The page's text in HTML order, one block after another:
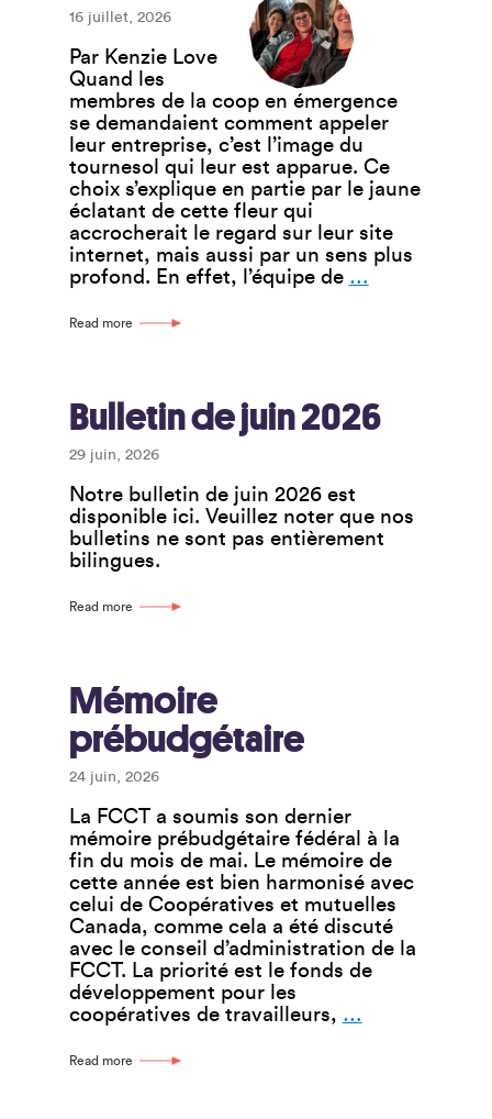
16 juillet, 2026
Par Kenzie Love
Quand les
membres de la coop en émergence
se demandaient comment appeler
leur entreprise, c’est l’image du
tournesol qui leur est apparue. Ce
choix s’explique en partie par le jaune
éclatant de cette fleur qui
accrocherait le regard sur leur site
internet, mais aussi par un sens plus
profond. En effet, l’équipe de …
op :
une
bien
son
Read more
Bulletin de juin 2026
29 juin, 2026
Notre bulletin de juin 2026 est
disponible ici. Veuillez noter que nos
bulletins ne sont pas entièrement
bilingues.
Read more
Mémoire
prébudgétaire
24 juin, 2026
La FCCT a soumis son dernier
mémoire prébudgétaire fédéral à la
fin du mois de mai. Le mémoire de
cette année est bien harmonisé avec
celui de Coopératives et mutuelles
Canada, comme cela a été discuté
avec le conseil d’administration de la
FCCT. La priorité est le fonds de
développement pour les
coopératives de travailleurs, …
Read more